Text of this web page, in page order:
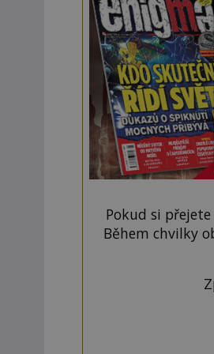
Pokud si
Během chvilky